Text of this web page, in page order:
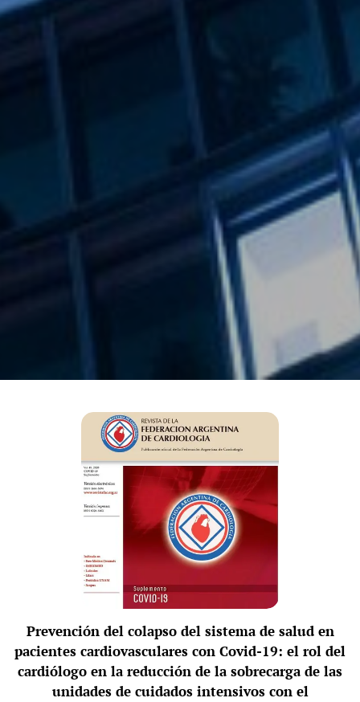
Prevención del colapso del sistema de salud en
pacientes cardiovasculares con Covid-19: el rol del
cardiólogo en la reducción de la sobrecarga de las
unidades de cuidados intensivos con el